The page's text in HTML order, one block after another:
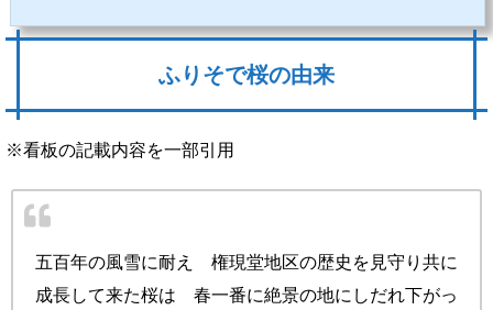
国指定天然記念物の桜の巨木を目にします。夕方に訪れたので撮影はイマイチ。樹齢は...
ふりそで桜の由来
※看板の記載内容を一部引用
五百年の風雪に耐え 権現堂地区の歴史を見守り共に
成長して来た桜は 春一番に絶景の地にしだれ下がっ